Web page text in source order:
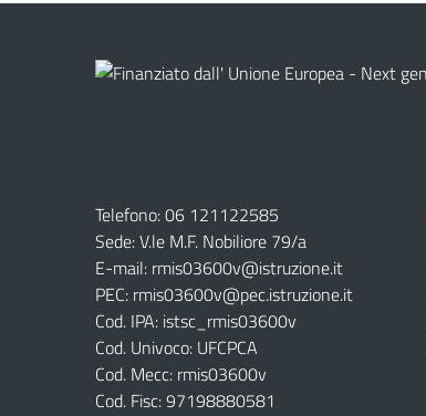
Telefono: 06 121122585
Sede: V.le M.F. Nobiliore 79/a
E-mail: rmis03600v@istruzione.it
PEC: rmis03600v@pec.istruzione.it
Cod. IPA: istsc_rmis03600v
Cod. Univoco: UFCPCA
Cod. Mecc: rmis03600v
Cod. Fisc: 97198880581